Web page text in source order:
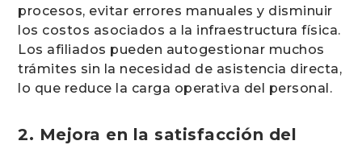
procesos, evitar errores manuales y disminuir
los costos asociados a la infraestructura física.
Los afiliados pueden autogestionar muchos
trámites sin la necesidad de asistencia directa,
lo que reduce la carga operativa del personal.
2. Mejora en la satisfacción del